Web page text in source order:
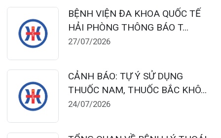
Lịch làm việc:
Khoa Khám bệnh theo yêu cầu:
Thứ 2 – Thứ 6: 06:00 – 20:00
Thứ 7 – Chủ nhật: 06:30 – 16:30
Sáng: 07:00 – 12:00
Chiều: 13:30 – 16:30
Bệnh viện – Khách sạn cao cấp đầu tiên ở
Hải Phòng và khu vực vùng duyên hải Bắc
bộ, quy mô 500 giường bệnh nội trú.